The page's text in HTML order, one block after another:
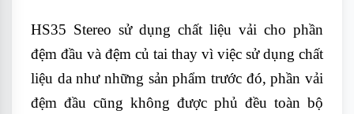
HS35 Stereo sử dụng chất liệu vải cho phần
đệm đầu và đệm củ tai thay vì việc sử dụng chất
liệu da như những sản phẩm trước đó, phần vải
đệm đầu cũng không được phủ đều toàn bộ